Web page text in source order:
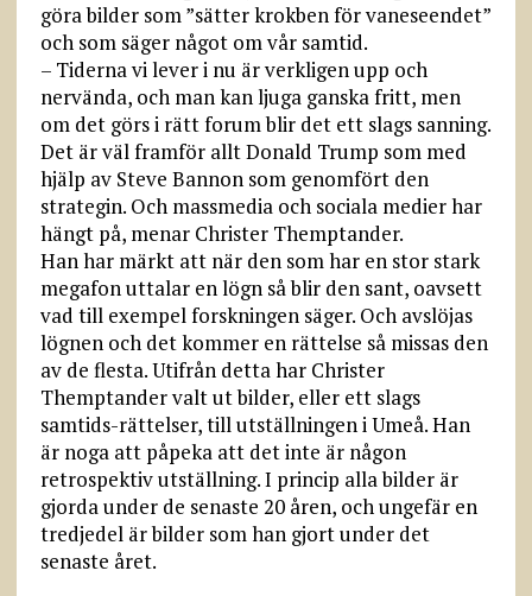
göra bilder som ”sätter krokben för vaneseendet”
och som säger något om vår samtid.
– Tiderna vi lever i nu är verkligen upp och
nervända, och man kan ljuga ganska fritt, men
om det görs i rätt forum blir det ett slags sanning.
Det är väl framför allt Donald Trump som med
hjälp av Steve Bannon som genomfört den
strategin. Och massmedia och sociala medier har
hängt på, menar Christer Themptander.
Han har märkt att när den som har en stor stark
megafon uttalar en lögn så blir den sant, oavsett
vad till exempel forskningen säger. Och avslöjas
lögnen och det kommer en rättelse så missas den
av de flesta. Utifrån detta har Christer
Themptander valt ut bilder, eller ett slags
samtids-rättelser, till utställningen i Umeå. Han
är noga att påpeka att det inte är någon
retrospektiv utställning. I princip alla bilder är
gjorda under de senaste 20 åren, och ungefär en
tredjedel är bilder som han gjort under det
senaste året.